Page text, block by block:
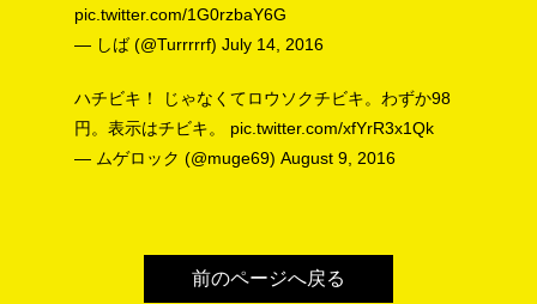
pic.twitter.com/1G0rzbaY6G
— しば (@Turrrrrf)July 14, 2016
ハチビキ！ じゃなくてロウソクチビキ。わずか98
円。表示はチビキ。 pic.twitter.com/xfYrR3x1Qk
— ムゲロック (@muge69)August 9, 2016
前のページへ戻る